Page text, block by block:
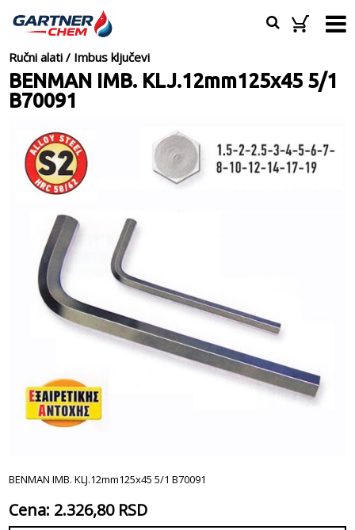
Ručni alati / Imbus ključevi
BENMAN IMB. KLJ.12mm125x45 5/1
B70091
BENMAN IMB. KLJ.12mm125x45 5/1 B70091
Cena: 2.326,80 RSD